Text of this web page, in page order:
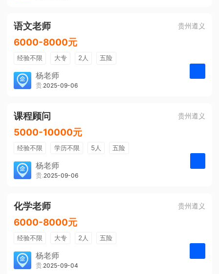
语文老师 贵州遵义
6000-8000元
经验不限 大专 2人
五险
带薪年假
年终奖
免费培训
包住宿
杨老师
贵州大美前程文化发展有限公司
2025-09-06
课程顾问 贵州遵义
5000-10000元
经验不限 学历不限 5人
五险
带薪年假
年终奖
免费培训
包住宿
杨老师
贵州大美前程文化发展有限公司
2025-09-06
化学老师 贵州遵义
6000-8000元
经验不限 大专 2人
五险
带薪年假
年终奖
免费培训
包住宿
杨老师
贵州大美前程文化发展有限公司
2025-09-04